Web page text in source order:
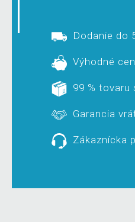
Dodanie do
Výhodné
99 % tovaru
Garancia
Zákaznícka